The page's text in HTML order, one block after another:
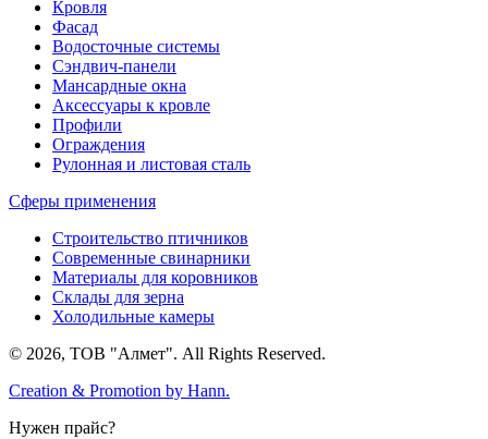
Кровля
Фасад
Водосточные системы
Сэндвич-панели
Мансардные окна
Аксессуары к кровле
Профили
Ограждения
Рулонная и листовая сталь
Сферы применения
Строительство птичников
Современные свинарники
Материалы для коровников
Склады для зерна
Холодильные камеры
© 2026, ТОВ "Алмет". All Rights Reserved.
Creation & Promotion by Hann.
Нужен прайс?